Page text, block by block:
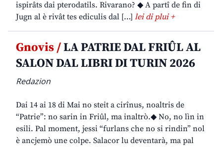
ispirâts dai pterodatils. Rivarano? ◆ A partî de fin di
Jugn al è rivât tes ediculis dal […] lei di plui +
Gnovis /LA PATRIE DAL FRIÛL AL
SALON DAL LIBRI DI TURIN 2026
Redazion
Dai 14 ai 18 di Mai no steit a cirînus, noaltris de
“Patrie”: no sarin in Friûl, ma inaltrò.◆ No, no lìn in
esili. Pal moment, jessi “furlans che no si rindin” nol
è ancjemò une colpe. Salacor lu deventarà, ma pal